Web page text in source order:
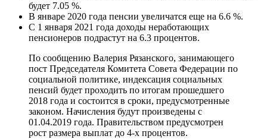
будет 7.05 %.
В январе 2020 года пенсии увеличатся еще на 6.6 %.
С 1 января 2021 года доходы неработающих
пенсионеров подрастут на 6.3 процентов.
По сообщению Валерия Рязанского, занимающего
пост Председателя Комитета Совета Федерации по
социальной политике, индексация социальных
пенсий будет проходить по итогам прошедшего
2018 года и состоится в сроки, предусмотренные
законом. Начисления будут произведены с
01.04.2019 года. Правительством предусмотрен
рост размера выплат до 4-х процентов.